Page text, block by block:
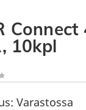
10kpl
Varastossa